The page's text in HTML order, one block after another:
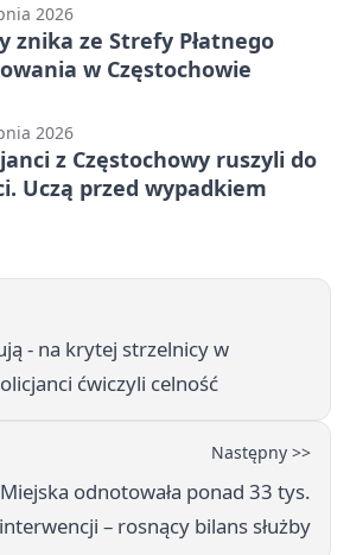
2026
znika ze Strefy Płatnego
w Częstochowie
2026
z Częstochowy ruszyli do
Uczą przed wypadkiem
- na krytej strzelnicy w
ćwiczyli celność
Następny >>
odnotowała ponad 33 tys.
interwencji – rosnący bilans służby